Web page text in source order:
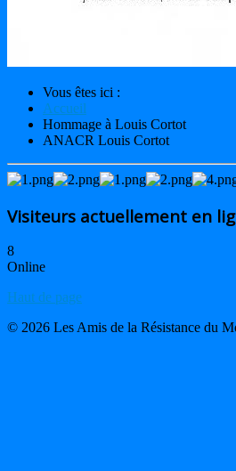
Vous êtes ici :
Accueil
Hommage à Louis Cortot
ANACR Louis Cortot
Visiteurs actuellement en
8
Online
Haut de page
© 2026 Les Amis de la Résistance du